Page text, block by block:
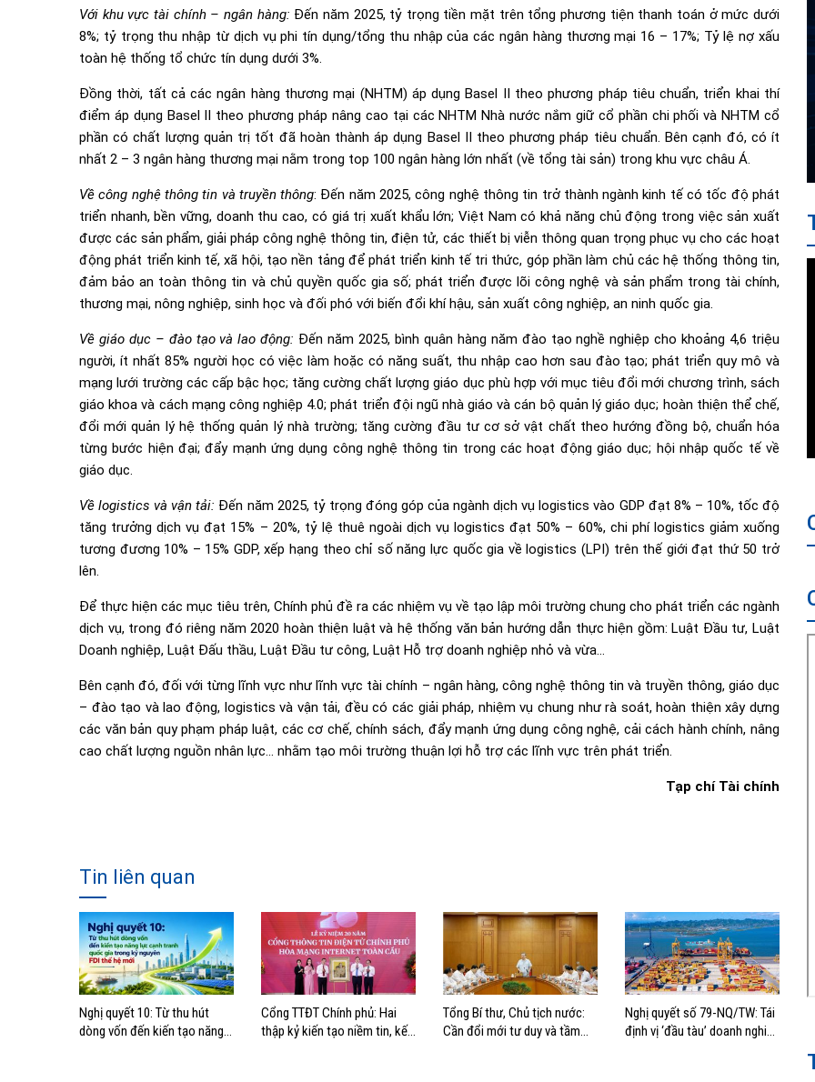
Với khu vực tài chính – ngân hàng: Đến năm 2025, tỷ trọng tiền mặt trên tổng phương tiện thanh toán ở mức dưới
8%; tỷ trọng thu nhập từ dịch vụ phi tín dụng/tổng thu nhập của các ngân hàng thương mại 16 – 17%; Tỷ lệ nợ xấu
toàn hệ thống tổ chức tín dụng dưới 3%.
Đồng thời, tất cả các ngân hàng thương mại (NHTM) áp dụng Basel II theo phương pháp tiêu chuẩn, triển khai thí
điểm áp dụng Basel II theo phương pháp nâng cao tại các NHTM Nhà nước nắm giữ cổ phần chi phối và NHTM cổ
phần có chất lượng quản trị tốt đã hoàn thành áp dụng Basel II theo phương pháp tiêu chuẩn. Bên cạnh đó, có ít
nhất 2 – 3 ngân hàng thương mại nằm trong top 100 ngân hàng lớn nhất (về tổng tài sản) trong khu vực châu Á.
Về công nghệ thông tin và truyền thông: Đến năm 2025, công nghệ thông tin trở thành ngành kinh tế có tốc độ phát
triển nhanh, bền vững, doanh thu cao, có giá trị xuất khẩu lớn; Việt Nam có khả năng chủ động trong việc sản xuất
được các sản phẩm, giải pháp công nghệ thông tin, điện tử, các thiết bị viễn thông quan trọng phục vụ cho các hoạt
động phát triển kinh tế, xã hội, tạo nền tảng để phát triển kinh tế tri thức, góp phần làm chủ các hệ thống thông tin,
đảm bảo an toàn thông tin và chủ quyền quốc gia số; phát triển được lõi công nghệ và sản phẩm trong tài chính,
thương mại, nông nghiệp, sinh học và đối phó với biến đổi khí hậu, sản xuất công nghiệp, an ninh quốc gia.
Về giáo dục – đào tạo và lao động: Đến năm 2025, bình quân hàng năm đào tạo nghề nghiệp cho khoảng 4,6 triệu
người, ít nhất 85% người học có việc làm hoặc có năng suất, thu nhập cao hơn sau đào tạo; phát triển quy mô và
mạng lưới trường các cấp bậc học; tăng cường chất lượng giáo dục phù hợp với mục tiêu đổi mới chương trình, sách
giáo khoa và cách mạng công nghiệp 4.0; phát triển đội ngũ nhà giáo và cán bộ quản lý giáo dục; hoàn thiện thể chế,
đổi mới quản lý hệ thống quản lý nhà trường; tăng cường đầu tư cơ sở vật chất theo hướng đồng bộ, chuẩn hóa
từng bước hiện đại; đẩy mạnh ứng dụng công nghệ thông tin trong các hoạt động giáo dục; hội nhập quốc tế về
giáo dục.
Về logistics và vận tải: Đến năm 2025, tỷ trọng đóng góp của ngành dịch vụ logistics vào GDP đạt 8% – 10%, tốc độ
tăng trưởng dịch vụ đạt 15% – 20%, tỷ lệ thuê ngoài dịch vụ logistics đạt 50% – 60%, chi phí logistics giảm xuống
tương đương 10% – 15% GDP, xếp hạng theo chỉ số năng lực quốc gia về logistics (LPI) trên thế giới đạt thứ 50 trở
lên.
Để thực hiện các mục tiêu trên, Chính phủ đề ra các nhiệm vụ về tạo lập môi trường chung cho phát triển các ngành
dịch vụ, trong đó riêng năm 2020 hoàn thiện luật và hệ thống văn bản hướng dẫn thực hiện gồm: Luật Đầu tư, Luật
Doanh nghiệp, Luật Đấu thầu, Luật Đầu tư công, Luật Hỗ trợ doanh nghiệp nhỏ và vừa…
Bên cạnh đó, đối với từng lĩnh vực như lĩnh vực tài chính – ngân hàng, công nghệ thông tin và truyền thông, giáo dục
– đào tạo và lao động, logistics và vận tải, đều có các giải pháp, nhiệm vụ chung như rà soát, hoàn thiện xây dựng
các văn bản quy phạm pháp luật, các cơ chế, chính sách, đẩy mạnh ứng dụng công nghệ, cải cách hành chính, nâng
cao chất lượng nguồn nhân lực… nhằm tạo môi trường thuận lợi hỗ trợ các lĩnh vực trên phát triển.
Tạp chí Tài chính
Tin liên quan
Nghị quyết 10: Từ thu hút
dòng vốn đến kiến tạo năng
Cổng TTĐT Chính phủ: Hai
thập kỷ kiến tạo niềm tin, kết
Tổng Bí thư, Chủ tịch nước:
Cần đổi mới tư duy và tầm
Nghị quyết số 79-NQ/TW: Tái
định vị ‘đầu tàu’ doanh nghiệp